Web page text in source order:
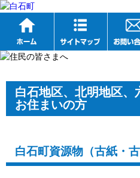
リンク集
白石地区、北明地区、
お住まいの方
白石町資源物（古紙・